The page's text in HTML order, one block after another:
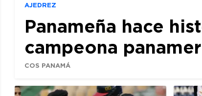
AJEDREZ
Panameña hace
campeona
COS PANAMÁ